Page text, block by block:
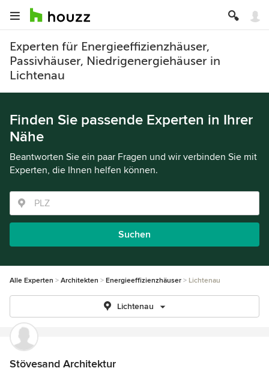
Experten für Energieeffizienzhäuser,
Passivhäuser, Niedrigenergiehäuser in
Lichtenau
Finden Sie passende Experten in Ihrer
Nähe
Beantworten Sie ein paar Fragen und wir verbinden Sie mit
Experten, die Ihnen helfen können.
Suchen
Alle Experten Architekten Energieeffizienzhäuser Lichtenau
Lichtenau
Stövesand Architektur